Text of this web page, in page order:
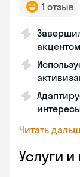
1 отзыв
Читать
Услуги